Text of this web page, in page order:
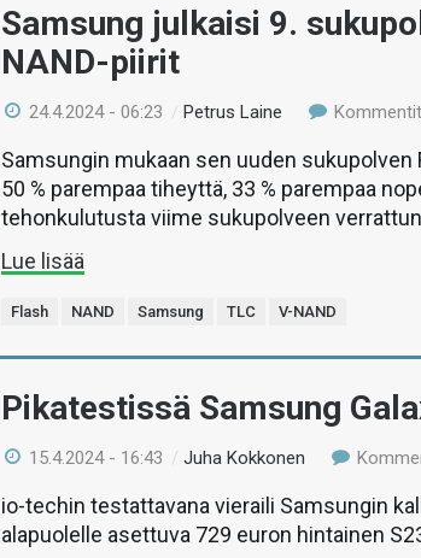
Samsung julkaisi 9.
NAND-piirit
24.4.2024 - 06:23 /Petrus Laine
Samsungin mukaan sen uuden sukupolven
50 % parempaa tiheyttä, 33 % parempaa
tehonkulutusta viime sukupolveen
Lue lisää
Flash NAND Samsung TLC V-NAND
Pikatestissä Samsung
15.4.2024 - 16:43 /Juha Kokkonen
io-techin testattavana vieraili Samsungin
alapuolelle asettuva 729 euron hintainen